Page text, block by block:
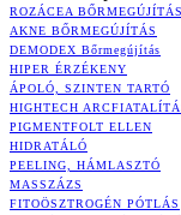
ROZÁCEA BŐRMEGÚJÍTÁS
AKNE BŐRMEGÚJÍTÁS
DEMODEX Bőrmegújítás
HIPER ÉRZÉKENY
ÁPOLÓ, SZINTEN TARTÓ
HIGHTECH
PIGMENTFOLT ELLEN
HIDRATÁLÓ
PEELING, HÁMLASZTÓ
MASSZÁZS
FITOÖSZTROGÉN PÓTLÁS